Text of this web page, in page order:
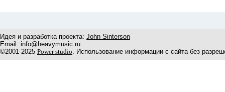
Идея и разработка проекта: John Sinterson
Email: info@heavymusic.ru
©2001-2025 Power studio. Использование информации с сайта без